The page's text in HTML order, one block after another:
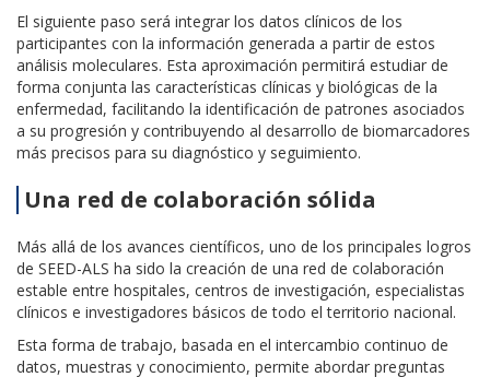
El siguiente paso será integrar los datos clínicos de los
participantes con la información generada a partir de estos
análisis moleculares. Esta aproximación permitirá estudiar de
forma conjunta las características clínicas y biológicas de la
enfermedad, facilitando la identificación de patrones asociados
a su progresión y contribuyendo al desarrollo de biomarcadores
más precisos para su diagnóstico y seguimiento.
Una red de colaboración sólida
Más allá de los avances científicos, uno de los principales logros
de SEED-ALS ha sido la creación de una red de colaboración
estable entre hospitales, centros de investigación, especialistas
clínicos e investigadores básicos de todo el territorio nacional.
Esta forma de trabajo, basada en el intercambio continuo de
datos, muestras y conocimiento, permite abordar preguntas